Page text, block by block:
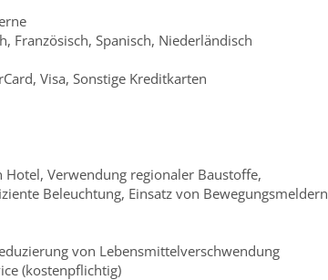
Französisch, Spanisch, Niederländisch
Visa, Sonstige Kreditkarten
Hotel, Verwendung regionaler Baustoffe,
Beleuchtung, Einsatz von Bewegungsmeldern
von Lebensmittelverschwendung
(kostenpflichtig)